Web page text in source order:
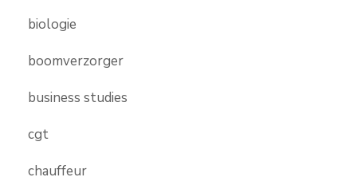
biologie
boomverzorger
business studies
cgt
chauffeur